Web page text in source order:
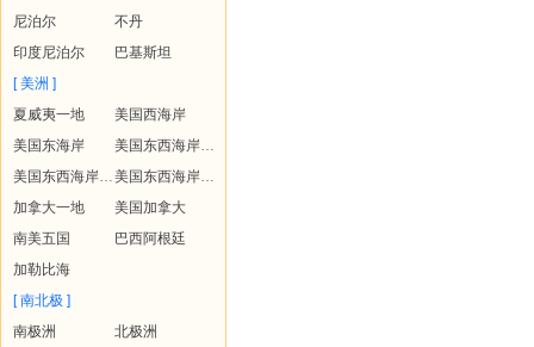
尼泊尔
不丹
印度尼泊尔
巴基斯坦
[ 美洲 ]
夏威夷一地
美国西海岸
美国东海岸
美国东西海岸+夏威夷
美国东西海岸+黄石
美国东西海岸+夏威夷+黄石
加拿大一地
美国加拿大
南美五国
巴西阿根廷
加勒比海
[ 南北极 ]
南极洲
北极洲